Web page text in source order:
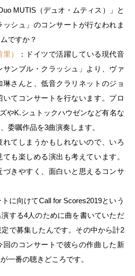
MUTIS（デュオ・ムティス）」と
ッシュ」のコンサートが行なわれま
ですか？
）
：ドイツで活躍している現代音
ンブル・クラッシュ」より、ヴァ
さんと、低音クラリネットのジョ
いてコンサートを行ないます。プロ
やK.シュトックハウゼンなど有名な
委嘱作品を3曲演奏します。
てしまうかもしれないので、いろ
も楽しめる演出も考えています。
づきやすく、面白いと思えるコンサ
に向けてCall for Scores2019という
する4人のために曲を書いていただ
で募集したんです。その中から計2
回のコンサートで彼らの作曲した新
一番の聴きどころです。